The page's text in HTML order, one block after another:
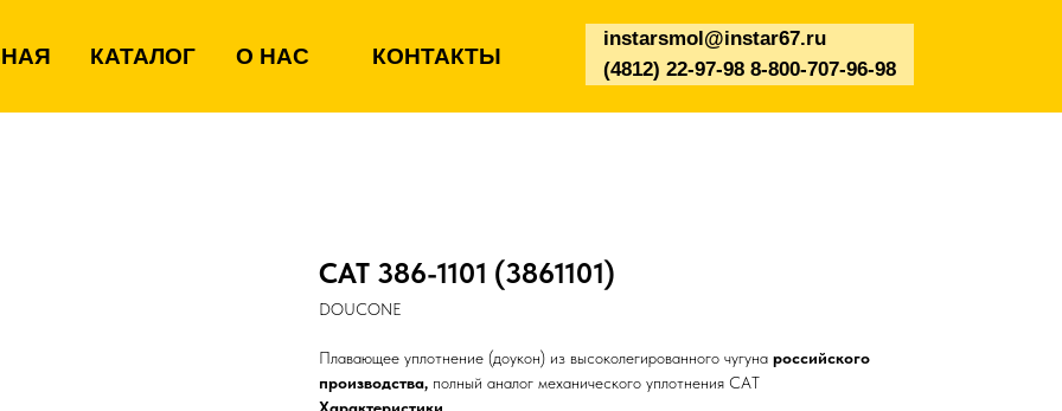
КАТАЛОГ О НАС КОНТАКТЫ
(4812) 22-97-98 8-800-707-96-98
instarsmol@instar67.ru
CAT 386-1101 (3861101)
DOUCONE
Плавающее уплотнение (доукон) из высоколегированного чугуна российского
производства, полный аналог механического уплотнения CAT